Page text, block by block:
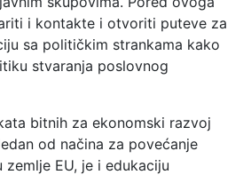
i kontakte i otvoriti puteve za
sa političkim strankama kako
stvaranja poslovnog
bitnih za ekonomski razvoj
od načina za povećanje
EU, je i edukaciju